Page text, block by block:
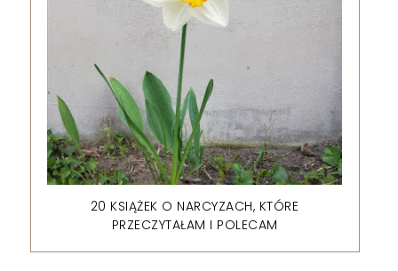
20 KSIĄŻEK O NARCYZACH, KTÓRE
PRZECZYTAŁAM I POLECAM